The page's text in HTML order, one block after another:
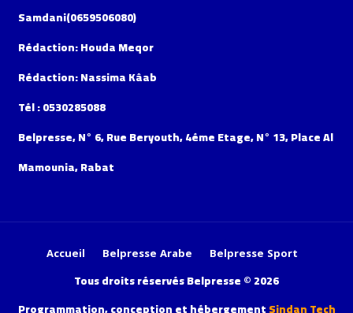
Samdani(0659506080)
Rédaction: Houda Meqor
Rédaction: Nassima Kâab
Tél : 0530285088
Belpresse, N° 6, Rue Beryouth, 4éme Etage, N° 13, Place Al
Mamounia, Rabat
Accueil Belpresse Arabe Belpresse Sport
Tous droits réservés Belpresse © 2026
Programmation, conception et hébergementSindan Tech